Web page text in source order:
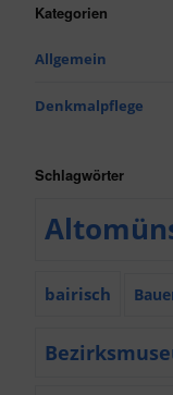
Kategorien
Allgemein
Denkmalpflege
Schlagwörter
bairisch